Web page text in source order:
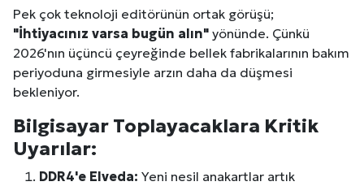
Pek çok teknoloji editörünün ortak görüşü;
"İhtiyacınız varsa bugün alın" yönünde. Çünkü
2026'nın üçüncü çeyreğinde bellek fabrikalarının bakım
periyoduna girmesiyle arzın daha da düşmesi
bekleniyor.
Bilgisayar Toplayacaklara Kritik
Uyarılar:
DDR4'e Elveda: Yeni nesil anakartlar artık